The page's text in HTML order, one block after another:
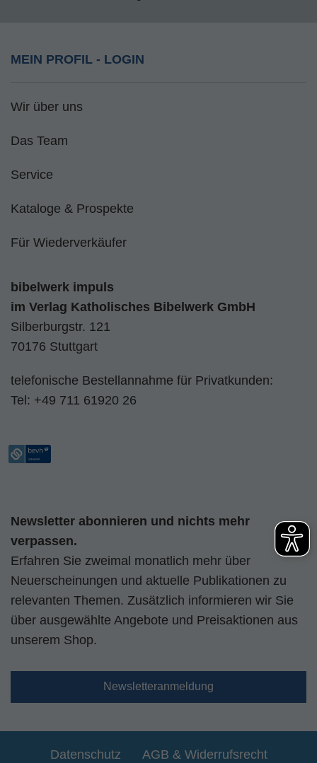
MEIN PROFIL - LOGIN
Wir über uns
Das Team
Service
Kataloge & Prospekte
Für Wiederverkäufer
bibelwerk impuls
im Verlag Katholisches Bibelwerk GmbH
Silberburgstr. 121
70176 Stuttgart
telefonische Bestellannahme für Privatkunden:
Tel: +49 711 61920 26
Newsletter abonnieren und nichts mehr
verpassen.
Erfahren Sie zweimal monatlich mehr über
Neuerscheinungen und aktuelle Publikationen zu
relevanten Themen. Zusätzlich informieren wir Sie
über ausgewählte Angebote und Preisaktionen aus
unserem Shop.
Newsletteranmeldung
Datenschutz AGB & Widerrufsrecht